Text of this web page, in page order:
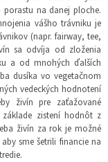
na danej ploche.
vášho trávniku je
(napr. fairway, tee,
sa odvíja od zloženia
a od mnohých ďalších
dusíka vo vegetačnom
vedeckých hodnotení
živín pre zaťažované
zistení hodnôt z
živín za rok je možné
sme šetrili financie na